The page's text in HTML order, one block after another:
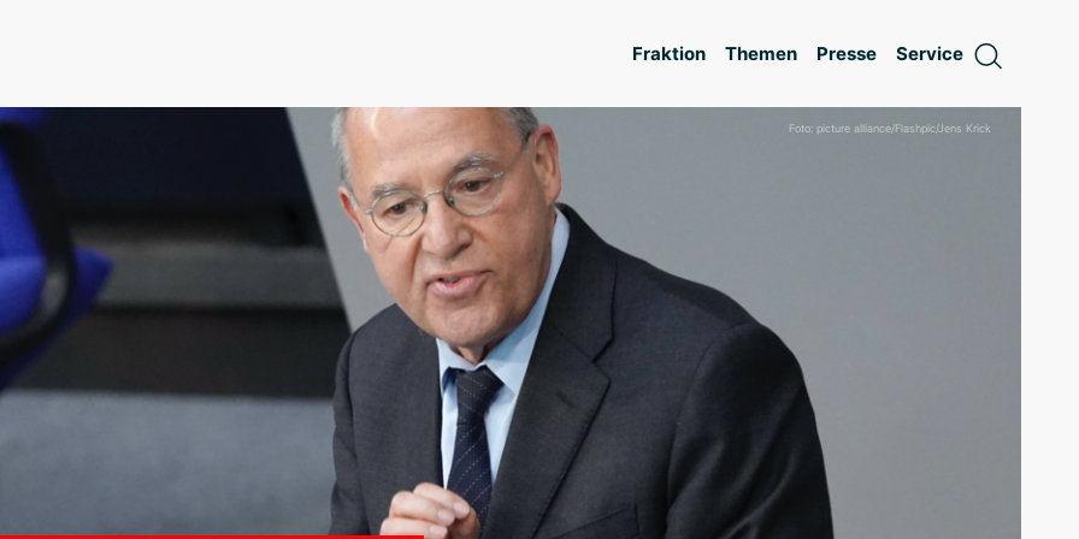
Fraktion Themen Presse Service
Foto: picture alliance/Flashpic/Jens Krick